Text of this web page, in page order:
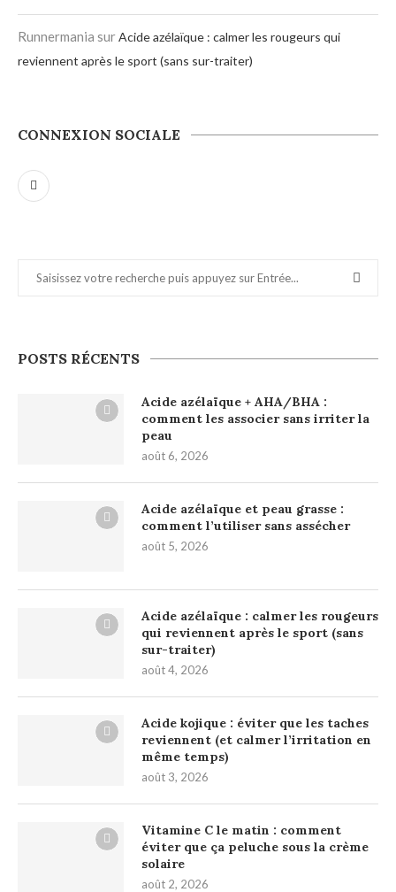
Runnermania surAcide azélaïque : calmer les rougeurs qui
reviennent après le sport (sans sur-traiter)
CONNEXION SOCIALE
POSTS RÉCENTS
Acide azélaïque + AHA/BHA :
comment les associer sans irriter la
peau
août 6, 2026
Acide azélaïque et peau grasse :
comment l’utiliser sans assécher
août 5, 2026
Acide azélaïque : calmer les rougeurs
qui reviennent après le sport (sans
sur-traiter)
août 4, 2026
Acide kojique : éviter que les taches
reviennent (et calmer l’irritation en
même temps)
août 3, 2026
Vitamine C le matin : comment
éviter que ça peluche sous la crème
solaire
août 2, 2026